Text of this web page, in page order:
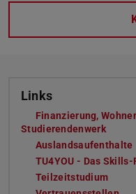
Links
Finanzierung,
Studierendenwerk
Auslandsaufenthalte
TU4YOU - Das Skills-
Teilzeitstudium